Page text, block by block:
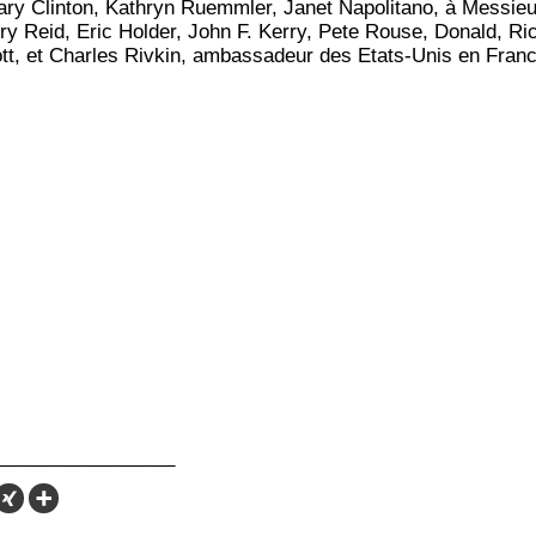
Clin­ton, Kathryn Ruemm­ler, Janet Napo­li­ta­no, à
Reid, Eric Hol­der, John F. Ker­ry, Pete Rouse, Donald,
et Charles Riv­kin, ambas­sa­deur des Etats-Unis en